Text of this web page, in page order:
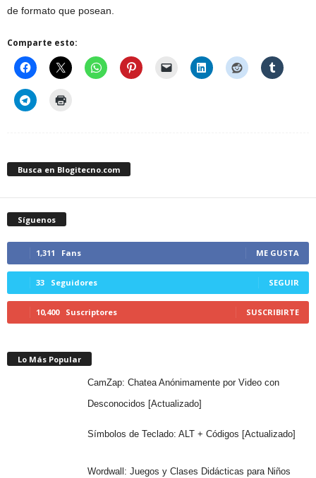
de formato que posean.
Comparte esto:
Busca en Blogitecno.com
Síguenos
1,311 Fans ME GUSTA
33 Seguidores SEGUIR
10,400 Suscriptores SUSCRIBIRTE
Lo Más Popular
CamZap: Chatea Anónimamente por Video con
Desconocidos [Actualizado]
Símbolos de Teclado: ALT + Códigos [Actualizado]
Wordwall: Juegos y Clases Didácticas para Niños